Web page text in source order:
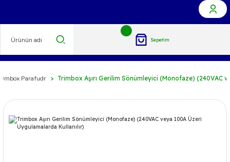
Sepetim
Parafudr Trimbox Aşırı Gerilim Sönümleyici (Monofaze) (240VAC